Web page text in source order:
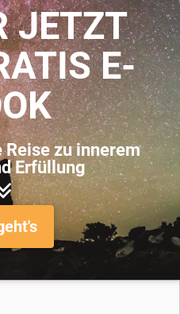
JETZT
E-
Reise zu innerem
Erfüllung